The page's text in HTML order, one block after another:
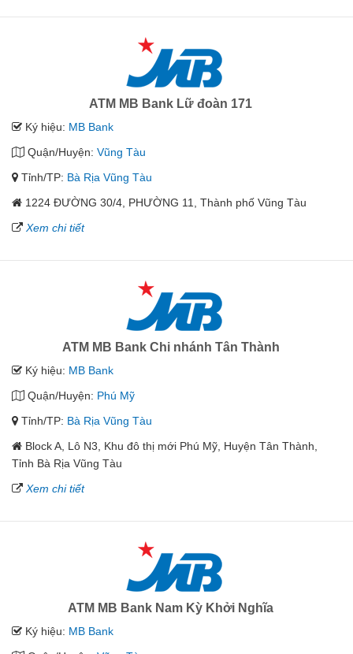
ATM MB Bank Lữ đoàn 171
Ký hiệu: MB Bank
Quận/Huyện: Vũng Tàu
Tỉnh/TP: Bà Rịa Vũng Tàu
1224 ĐƯỜNG 30/4, PHƯỜNG 11, Thành phố Vũng Tàu
Xem chi tiết
ATM MB Bank Chi nhánh Tân Thành
Ký hiệu: MB Bank
Quận/Huyện: Phú Mỹ
Tỉnh/TP: Bà Rịa Vũng Tàu
Block A, Lô N3, Khu đô thị mới Phú Mỹ, Huyện Tân Thành,
Tỉnh Bà Rịa Vũng Tàu
Xem chi tiết
ATM MB Bank Nam Kỳ Khởi Nghĩa
Ký hiệu: MB Bank